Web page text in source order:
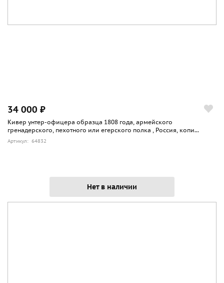
34 000 ₽
Кивер унтер-офицера образца 1808 года, армейского
гренадерского, пехотного или егерского полка , Россия, копи...
Артикул: 64832
Нет в наличии